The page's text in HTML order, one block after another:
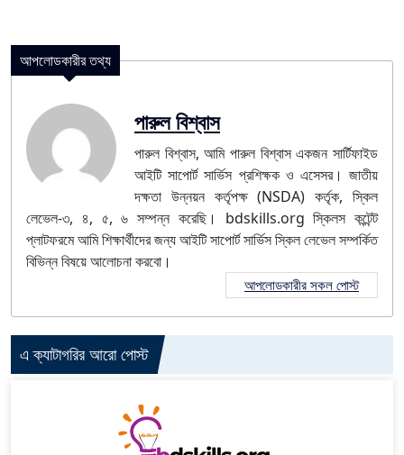
আপলোডকারীর তথ্য
পারুল বিশ্বাস
পারুল বিশ্বাস, আমি পারুল বিশ্বাস একজন সার্টিফাইড
আইটি সাপোর্ট সার্ভিস প্রশিক্ষক ও এসেসর। জাতীয়
দক্ষতা উন্নয়ন কর্তৃপক্ষ (NSDA) কর্তৃক, স্কিল
লেভেল-৩, ৪, ৫, ৬ সম্পন্ন করেছি। bdskills.org স্কিলস কন্টেন্ট
প্লাটফরমে আমি শিক্ষার্থীদের জন্য আইটি সাপোর্ট সার্ভিস স্কিল লেভেল সম্পর্কিত
বিভিন্ন বিষয়ে আলোচনা করবো।
আপলোডকারীর সকল পোস্ট
এ ক্যাটাগরির আরো পোস্ট